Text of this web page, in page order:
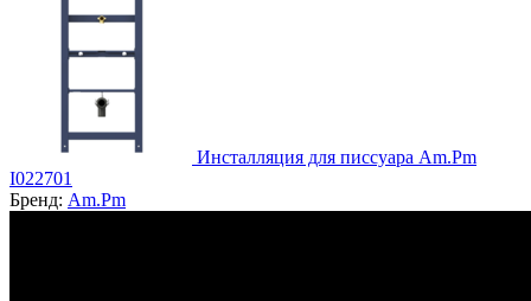
Инсталляция для писсуара Am.Pm
I022701
Бренд: Am.Pm